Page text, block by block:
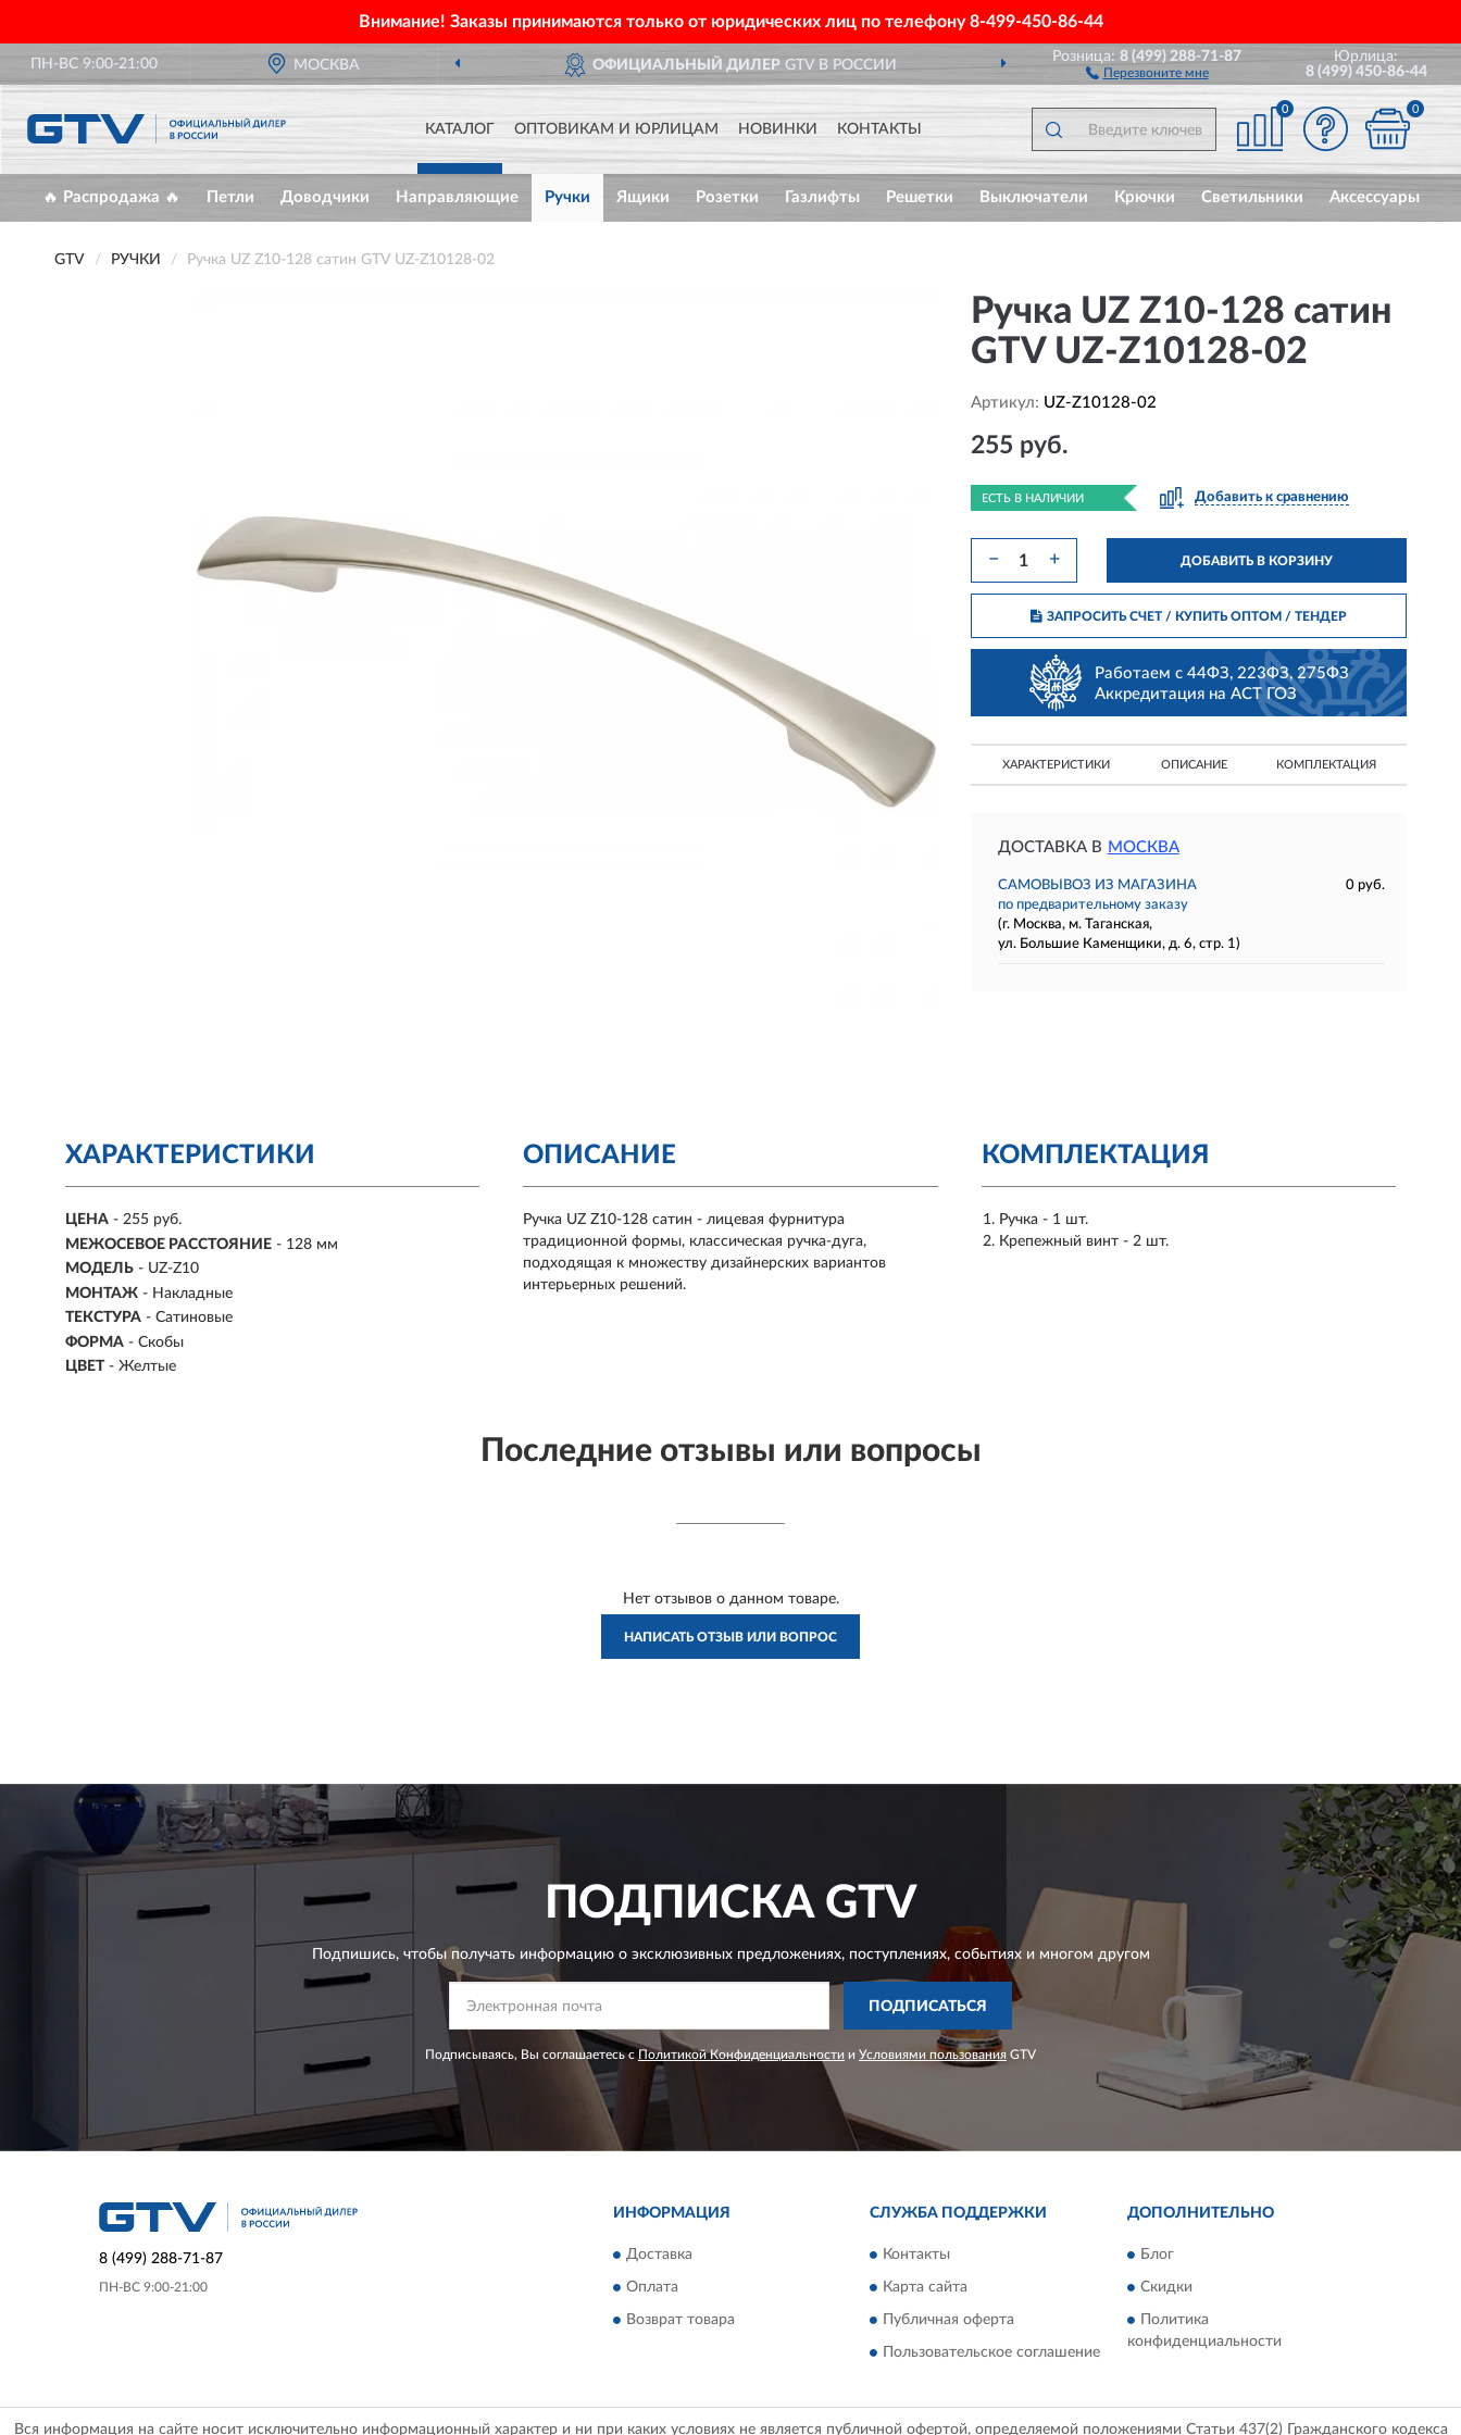
Внимание! Заказы принимаются только от юридических лиц по телефону8-499-450-86-44
ПН-ВС 9:00-21:00 МОСКВА ОФИЦИАЛЬНЫЙ ДИЛЕРGTV В РОССИИ ДОСТАВИМ ПО ВСЕЙ РОССИИ
Розница:8 (499) 288-71-87
Перезвоните мне
Юрлица:
8 (499) 450-86-44
КАТАЛОГ ОПТОВИКАМ И ЮРЛИЦАМ НОВИНКИ КОНТАКТЫ
0 0
🔥 Распродажа 🔥 Петли Доводчики Направляющие Ручки Ящики Розетки Газлифты Решетки Выключатели Крючки Светильники Аксессуары
GTV РУЧКИ Ручка UZ Z10-128 сатин GTV UZ-Z10128-02
Ручка UZ Z10-128 сатин
GTV UZ-Z10128-02
Артикул: UZ-Z10128-02
255 руб.
ЕСТЬ В НАЛИЧИИ Добавить к сравнению
− + ДОБАВИТЬ В КОРЗИНУ
ЗАПРОСИТЬ СЧЕТ / КУПИТЬ ОПТОМ/ ТЕНДЕР
Работаем с 44ФЗ, 223ФЗ, 275ФЗ
Аккредитация на АСТ ГОЗ
ХАРАКТЕРИСТИКИ ОПИСАНИЕ КОМПЛЕКТАЦИЯ
ДОСТАВКА В МОСКВА
САМОВЫВОЗ ИЗ МАГАЗИНА
0 руб.
по предварительному заказу
(г. Москва, м. Таганская,
ул. Большие Каменщики, д. 6, стр. 1)
ХАРАКТЕРИСТИКИ
ЦЕНА - 255 руб.
МЕЖОСЕВОЕ РАССТОЯНИЕ - 128 мм
МОДЕЛЬ - UZ-Z10
МОНТАЖ - Накладные
ТЕКСТУРА - Сатиновые
ФОРМА - Скобы
ЦВЕТ - Желтые
КОМПЛЕКТАЦИЯ
Ручка - 1 шт.
Крепежный винт - 2 шт.
ОПИСАНИЕ
Ручка UZ Z10-128 сатин - лицевая фурнитура
традиционной формы, классическая ручка-дуга,
подходящая к множеству дизайнерских вариантов
интерьерных решений.
Последние отзывы или вопросы
Нет отзывов о данном товаре.
НАПИСАТЬ ОТЗЫВ ИЛИ ВОПРОС
ПОДПИСКАGTV
Подпишись, чтобы получать информацию о эксклюзивных предложениях,поступлениях, событиях и многом другом
ПОДПИСАТЬСЯ
Подписываясь, Вы соглашаетесь сПолитикой Конфиденциальности и Условиями пользования GTV
8 (499) 288-71-87
ПН-ВС 9:00-21:00
ИНФОРМАЦИЯ
Доставка
Оплата
Возврат товара
СЛУЖБА ПОДДЕРЖКИ
Контакты
Карта сайта
Публичная оферта
Пользовательское соглашение
ДОПОЛНИТЕЛЬНО
Блог
Скидки
Политика
конфиденциальности
Вся информация на сайте носит исключительно информационный характер и ни при каких условиях не является публичной офертой, определяемой положениями Статьи 437(2) Гражданского кодекса